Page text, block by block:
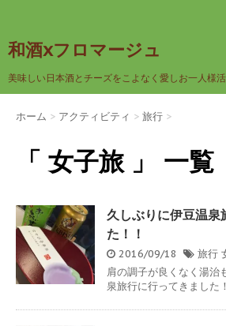
和酒xフロマージュ
美味しい日本酒とチーズをこよなく愛しお一人様
ホーム > アクティビティ > 旅行 >
「 女子旅 」 一覧
久しぶりに伊豆温泉
た！！
2016/09/18 旅行
肩の調子が良くなく湯治
泉旅行に行ってきました